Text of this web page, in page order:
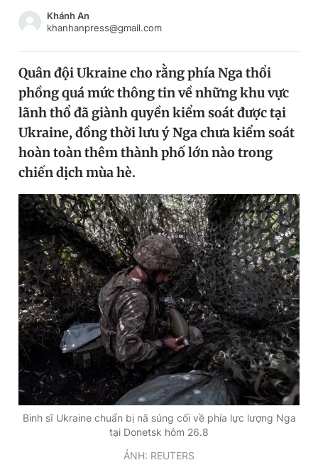
Chào ngày mới
Tin 360
Video Magazine
Sản phẩm khác
Thông tin tòa soạn Liên hệ quảng cáo
Đọc Thanh Niên trên điện thoại
Theo dõi báo trên
Liên hệ quảng cáo
Đăng xuất
Khánh An
khanhanpress@gmail.com
Quân đội Ukraine cho rằng phía Nga thổi
phồng quá mức thông tin về những khu vực
lãnh thổ đã giành quyền kiểm soát được tại
Ukraine, đồng thời lưu ý Nga chưa kiểm soát
hoàn toàn thêm thành phố lớn nào trong
chiến dịch mùa hè.
Binh sĩ Ukraine chuẩn bị nã súng cối về phía lực lượng Nga
tại Donetsk hôm 26.8
ẢNH: REUTERS